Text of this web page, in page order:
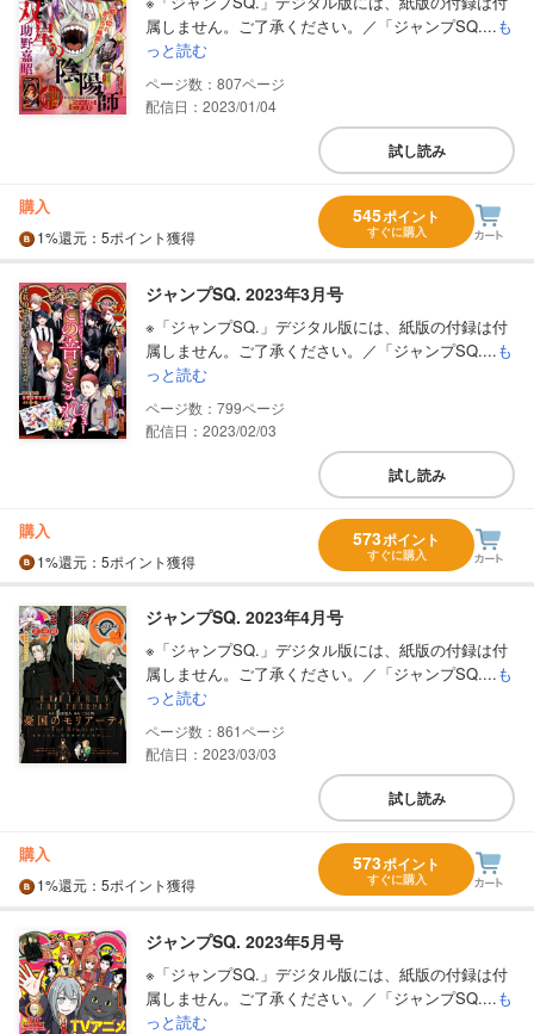
属しません。ご了承ください。／「ジャンプSQ....も
っと読む
807
配信日：2023/01/04
試し読み
購入
1%還元 ：5ポイント獲得
545ポイント
すぐに購入
ジャンプSQ. 2023年3月号
※「ジャンプSQ.」デジタル版には、紙版の付録は付
属しません。ご了承ください。／「ジャンプSQ....も
っと読む
799
配信日：2023/02/03
試し読み
購入
1%還元 ：5ポイント獲得
573ポイント
すぐに購入
ジャンプSQ. 2023年4月号
※「ジャンプSQ.」デジタル版には、紙版の付録は付
属しません。ご了承ください。／「ジャンプSQ....も
っと読む
861
配信日：2023/03/03
試し読み
購入
1%還元 ：5ポイント獲得
573ポイント
すぐに購入
ジャンプSQ. 2023年5月号
※「ジャンプSQ.」デジタル版には、紙版の付録は付
属しません。ご了承ください。／「ジャンプSQ....も
っと読む